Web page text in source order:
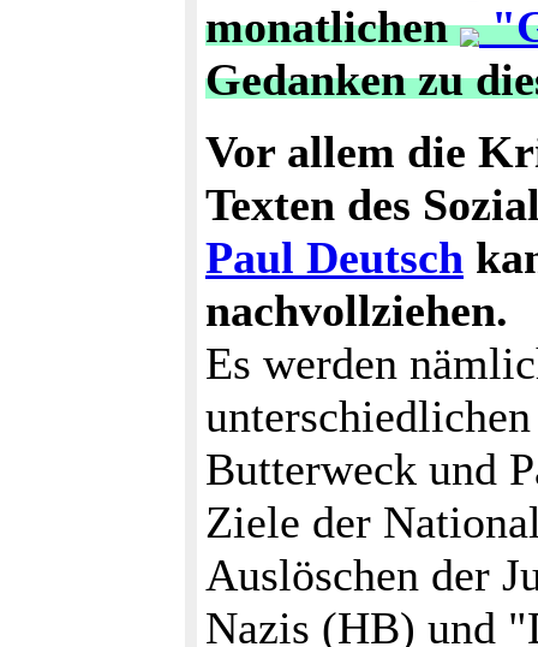
monatlichen
Gedanken zu
Vor allem die
Texten des
Paul Deutsch
nachvollziehen.
Es werden
Butterweck und
Ziele der
Auslöschen der
Nazis (HB) und